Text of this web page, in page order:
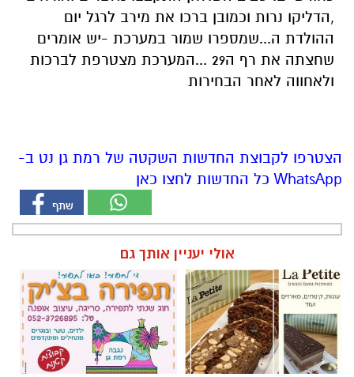
,הדליקו נרות וכמובן ברכו את מירב לרגל יום
ההולדת ה...שמספרו שמור במערכת -יש אומרים
שחצתה את רף ה29 ...המערכת מצטרפת לברכות
ולאחווה לאחר הבחירות
הצטרפו לקבוצת החדשות השקטה של רמת גן נט ב-
WhatsApp כל החדשות לחצו כאן
אולי יעניין אותך גם